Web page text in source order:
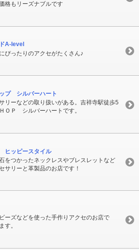
格もリーズナブルです
A-level
ぴったりのアクセがたくさん♪
プ シルバーハート
リーなどの取り扱いがある。吉祥寺駅徒歩5
ＯＰ シルバーハートです。
ヒッピースタイル
をつかったネックレスやブレスレットなど
サリーと革製品のお店です！
ーズなどを使った手作りアクセのお店で
す。